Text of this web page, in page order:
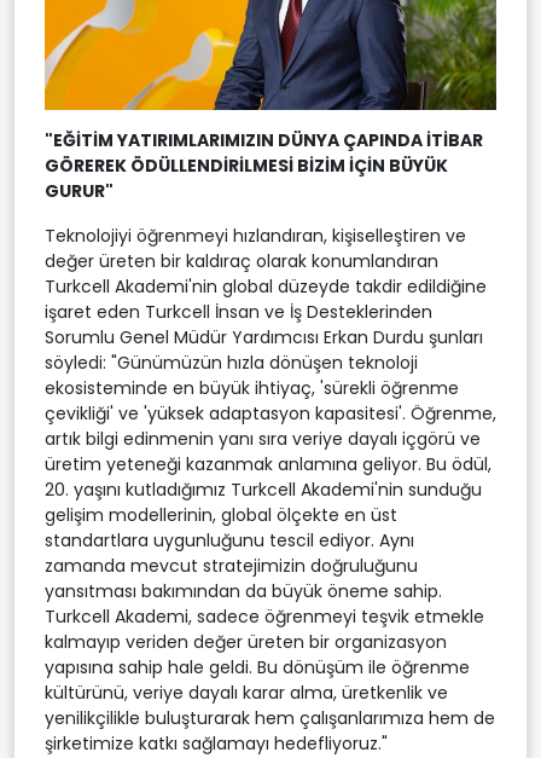
"EĞİTİM YATIRIMLARIMIZIN DÜNYA ÇAPINDA İTİBAR
GÖREREK ÖDÜLLENDİRİLMESİ BİZİM İÇİN BÜYÜK
GURUR"
Teknolojiyi öğrenmeyi hızlandıran, kişiselleştiren ve
değer üreten bir kaldıraç olarak konumlandıran
Turkcell Akademi'nin global düzeyde takdir edildiğine
işaret eden Turkcell İnsan ve İş Desteklerinden
Sorumlu Genel Müdür Yardımcısı Erkan Durdu şunları
söyledi: "Günümüzün hızla dönüşen teknoloji
ekosisteminde en büyük ihtiyaç, 'sürekli öğrenme
çevikliği' ve 'yüksek adaptasyon kapasitesi'. Öğrenme,
artık bilgi edinmenin yanı sıra veriye dayalı içgörü ve
üretim yeteneği kazanmak anlamına geliyor. Bu ödül,
20. yaşını kutladığımız Turkcell Akademi'nin sunduğu
gelişim modellerinin, global ölçekte en üst
standartlara uygunluğunu tescil ediyor. Aynı
zamanda mevcut stratejimizin doğruluğunu
yansıtması bakımından da büyük öneme sahip.
Turkcell Akademi, sadece öğrenmeyi teşvik etmekle
kalmayıp veriden değer üreten bir organizasyon
yapısına sahip hale geldi. Bu dönüşüm ile öğrenme
kültürünü, veriye dayalı karar alma, üretkenlik ve
yenilikçilikle buluşturarak hem çalışanlarımıza hem de
şirketimize katkı sağlamayı hedefliyoruz."